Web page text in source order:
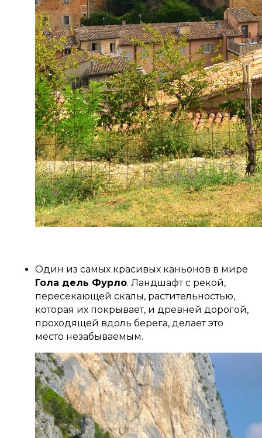
Один из самых красивых каньонов в мире
Гола дель Фурло. Ландшафт с рекой,
пересекающей скалы, растительностью,
которая их покрывает, и древней дорогой,
проходящей вдоль берега, делает это
место незабываемым.